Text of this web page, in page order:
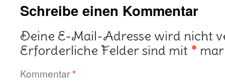
Schreibe einen Kommentar
Deine E-Mail-Adresse wird nicht
Erforderliche Felder sind mit *
Kommentar*